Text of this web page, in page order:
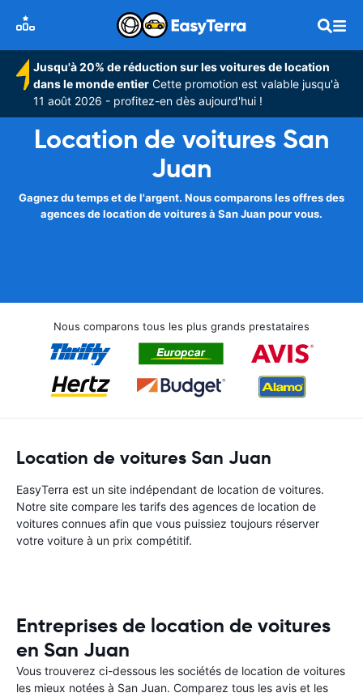
Jusqu'à 20% de réduction sur les voitures de location
dans le monde entier Cette promotion est valable jusqu'à
11 août 2026 - profitez-en dès aujourd'hui !
Location de voitures San
Juan
Gagnez du temps et de l'argent. Nous comparons les offres des
agences de location de voitures à San Juan pour vous.
Nous comparons tous les plus grands prestataires
Location de voitures San Juan
EasyTerra est un site indépendant de location de voitures.
Notre site compare les tarifs des agences de location de
voitures connues afin que vous puissiez toujours réserver
votre voiture à un prix compétitif.
Entreprises de location de voitures
en San Juan
Vous trouverez ci-dessous les sociétés de location de voitures
les mieux notées à San Juan. Comparez tous les avis et les